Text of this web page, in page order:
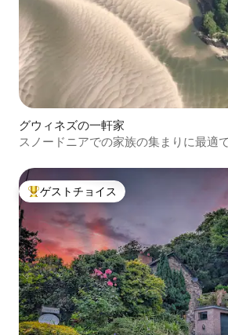
グウィネズの一軒家
スノードニアでの家族の集まりに最適で
大好評のゲストチョイスです。
ゲストチョイス